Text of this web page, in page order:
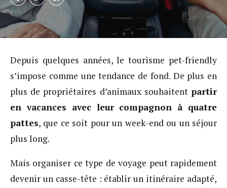
Depuis quelques années, le tourisme pet-friendly
s’impose comme une tendance de fond. De plus en
plus de propriétaires d’animaux souhaitent partir
en vacances avec leur compagnon à quatre
pattes, que ce soit pour un week-end ou un séjour
plus long.
Mais organiser ce type de voyage peut rapidement
devenir un casse-tête : établir un itinéraire adapté,